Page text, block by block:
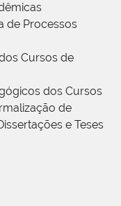
de Processos
Cursos de
dos Cursos
de
e Teses